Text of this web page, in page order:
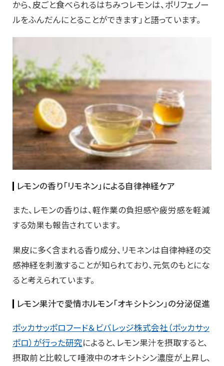
から、皮ごと食べられるはちみつレモンは、ポリフェノー
ルをふんだんにとることができます」と語っています。
レモンの香り「リモネン」による自律神経ケア
また、レモンの香りは、軽作業の負担感や疲労感を軽減
する効果も報告されています。
果皮に多く含まれる香り成分、リモネンは自律神経の交
感神経を刺激することが知られており、元気のもとにな
ると考えられています。
レモン果汁で愛情ホルモン「オキシトシン」の分泌促進
ポッカサッポロフード＆ビバレッジ株式会社（ポッカサッ
ポロ）が行った研究によると、レモン果汁を摂取すると、
摂取前と比較して唾液中のオキシトシン濃度が上昇し、